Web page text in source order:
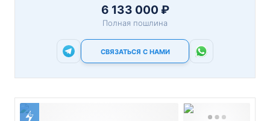
6 133 000 ₽
Полная пошлина
СВЯЗАТЬСЯ С НАМИ